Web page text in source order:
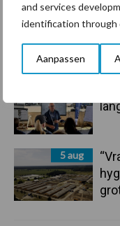
and services
identification through
Aanpassen
5 aug